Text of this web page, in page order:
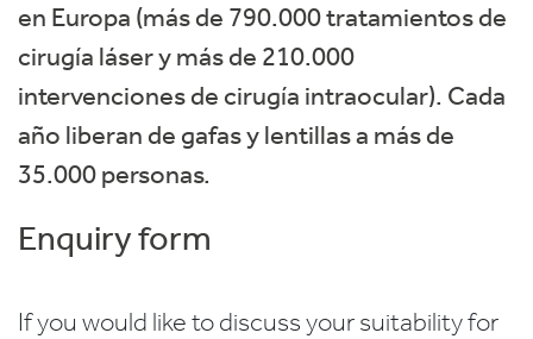
en Europa (más de 790.000 tratamientos de
cirugía láser y más de 210.000
intervenciones de cirugía intraocular). Cada
año liberan de gafas y lentillas a más de
35.000 personas.
Enquiry form
If you would like to discuss your suitability for